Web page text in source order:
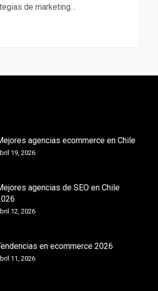
de marketing…
agencias ecommerce en Chile
19, 2026
agencias de SEO en Chile
12, 2026
en ecommerce 2026
11, 2026